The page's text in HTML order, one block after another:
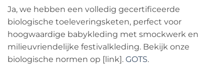
Ja, we hebben een volledig gecertificeerde
biologische toeleveringsketen, perfect voor
hoogwaardige babykleding met smockwerk en
milieuvriendelijke festivalkleding. Bekijk onze
biologische normen op [link]. GOTS.